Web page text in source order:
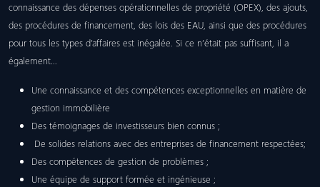
connaissance des dépenses opérationnelles de propriété (OPEX), des ajouts,
des procédures de financement, des lois des EAU, ainsi que des procédures
pour tous les types d’affaires est inégalée. Si ce n’était pas suffisant, il a
également…
Une connaissance et des compétences exceptionnelles en matière de
gestion immobilière
Des témoignages de investisseurs bien connus ;
De solides relations avec des entreprises de financement respectées;
Des compétences de gestion de problèmes ;
Une équipe de support formée et ingénieuse ;